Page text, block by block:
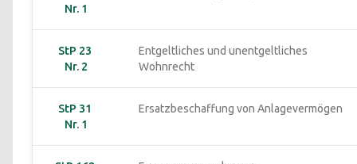
Nr. 1
StP 23
Nr. 2
Entgeltliches und unentgeltliches
Wohnrecht
StP 31
Nr. 1
Ersatzbeschaffung von Anlagevermögen